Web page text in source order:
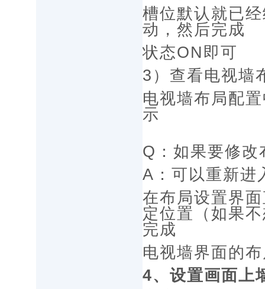
槽位默认就已
动，然后完成
状态ON即可
3）查看电视墙
电视墙布局配
示
Q：如果要修改
A：可以重新进
在布局设置界
定位置（如果
完成
电视墙界面的
4、设置画面上